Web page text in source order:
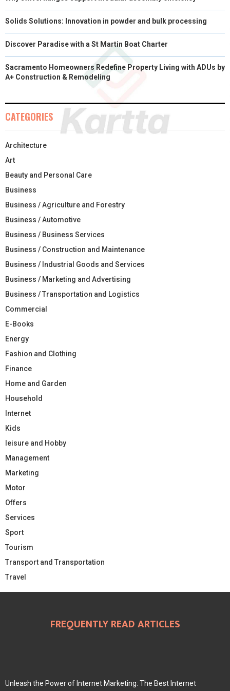
Solids Solutions: Innovation in powder and bulk processing
Discover Paradise with a St Martin Boat Charter
Sacramento Homeowners Redefine Property Living with ADUs by
A+ Construction & Remodeling
CATEGORIES
Architecture
Art
Beauty and Personal Care
Business
Business / Agriculture and Forestry
Business / Automotive
Business / Business Services
Business / Construction and Maintenance
Business / Industrial Goods and Services
Business / Marketing and Advertising
Business / Transportation and Logistics
Commercial
E-Books
Energy
Fashion and Clothing
Finance
Home and Garden
Household
Internet
Kids
leisure and Hobby
Management
Marketing
Motor
Offers
Services
Sport
Tourism
Transport and Transportation
Travel
FREQUENTLY READ ARTICLES
Unleash the Power of Internet Marketing: The Best Internet